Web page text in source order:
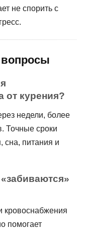
не спорить с
вопросы
от курения?
недели, более
Точные сроки
сна, питания и
кровоснабжения
помогает